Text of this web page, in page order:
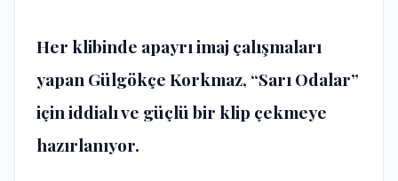
Her klibinde apayrı imaj çalışmaları
yapan Gülgökçe Korkmaz, “Sarı Odalar”
için iddialı ve güçlü bir klip çekmeye
hazırlanıyor.